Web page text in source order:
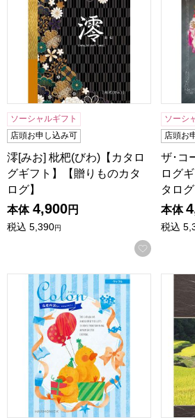
ソーシャルギフト
店頭お申し込み可
澪[みお] 枇杷(びわ)【カタロ
グギフト】【贈りものカタ
ログ】
本体 4,900円
税込 5,390円
お気に入
ソーシ
店頭お
ザ･コ
ログ
タログ
本体
税込
コロン ワッフル【カタログギフト】
プレ